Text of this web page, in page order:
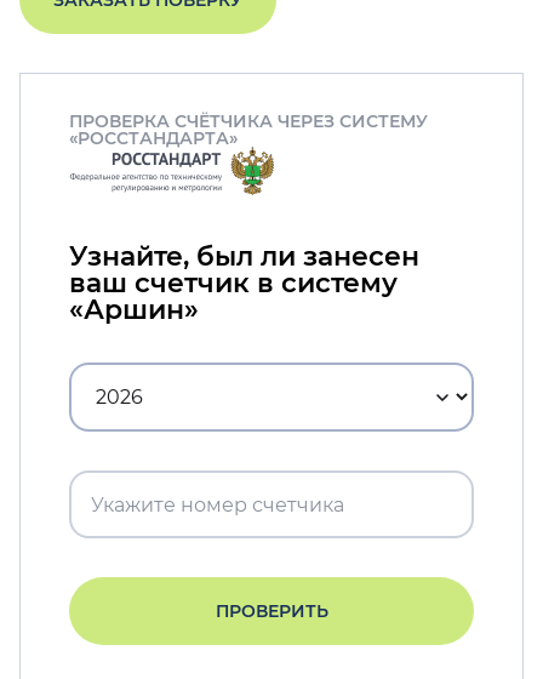
ПРОВЕРКА СЧЁТЧИКА ЧЕРЕЗ СИСТЕМУ
«РОССТАНДАРТА»
Узнайте, был ли занесен
ваш счетчик в систему
«Аршин»
ПРОВЕРИТЬ